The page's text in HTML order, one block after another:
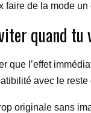
faire de la mode
quand tu
que l’effet
avec le reste
originale sans